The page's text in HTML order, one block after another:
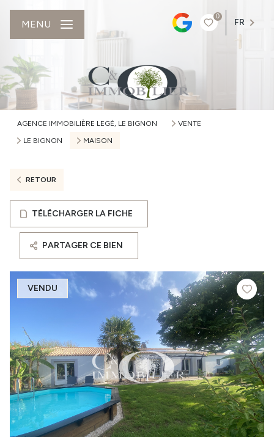
0
FR
MENU
AGENCE IMMOBILIÈRE LEGÉ, LE BIGNON
VENTE
LE BIGNON
MAISON
RETOUR
TÉLÉCHARGER LA FICHE
PARTAGER CE BIEN
VENDU